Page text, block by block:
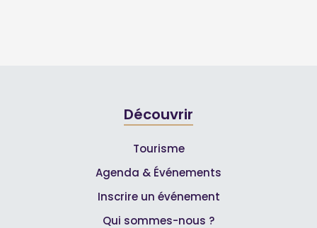
Découvrir
Tourisme
Agenda & Événements
Inscrire un événement
Qui sommes-nous ?